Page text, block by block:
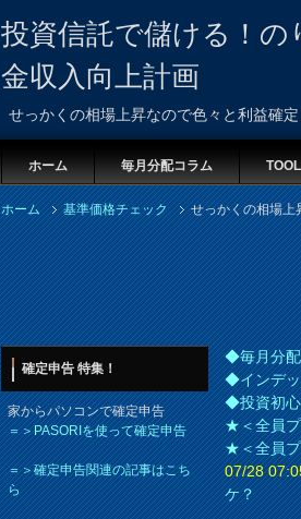
投資信託で儲ける！
金収入向上計画
せっかくの相場上昇なので色々と利益確
ホーム 毎月分配コラム TOOL
ホーム 基準価格チェック せっかくの相場上
◆毎月分配
◆インデッ
◆投資初
★＜全員プ
★＜全員プ
07/28
ケ？
確定申告 特集！
家からパソコンで確定申告
＝＞PASORIを使って確定申告
＝＞確定申告関連の記事はこち
ら